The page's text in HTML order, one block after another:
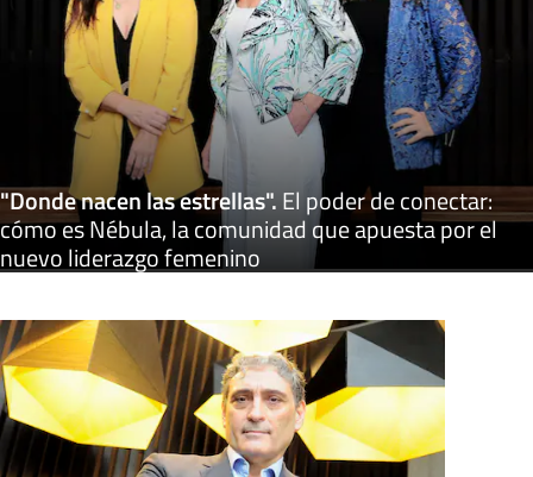
"Donde nacen las estrellas".El poder de conectar:
cómo es Nébula, la comunidad que apuesta por el
nuevo liderazgo femenino